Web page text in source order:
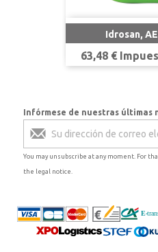
Idrosan,
Precio
63,48 €
Infórmese de nuestras últimas
You may unsubscribe at any moment. For
the legal notice.